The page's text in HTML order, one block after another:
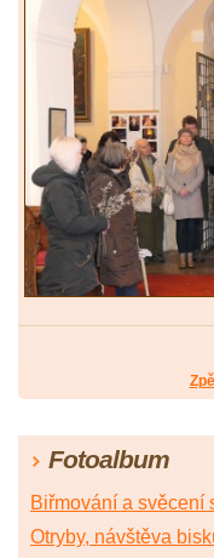
Fotoalbum
Biřmování a svěcení
Otryby, návštěva